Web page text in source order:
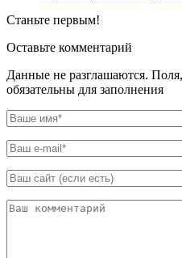
Станьте первым!
Оставьте комментарий
Данные не разглашаются.
обязательны для заполнения